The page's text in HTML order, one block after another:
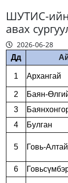
ШУТИС-
авах
2026-06-28
Дд
1 Архангай
2 Баян-
3
4
Булган
5 Говь-Алтай
6